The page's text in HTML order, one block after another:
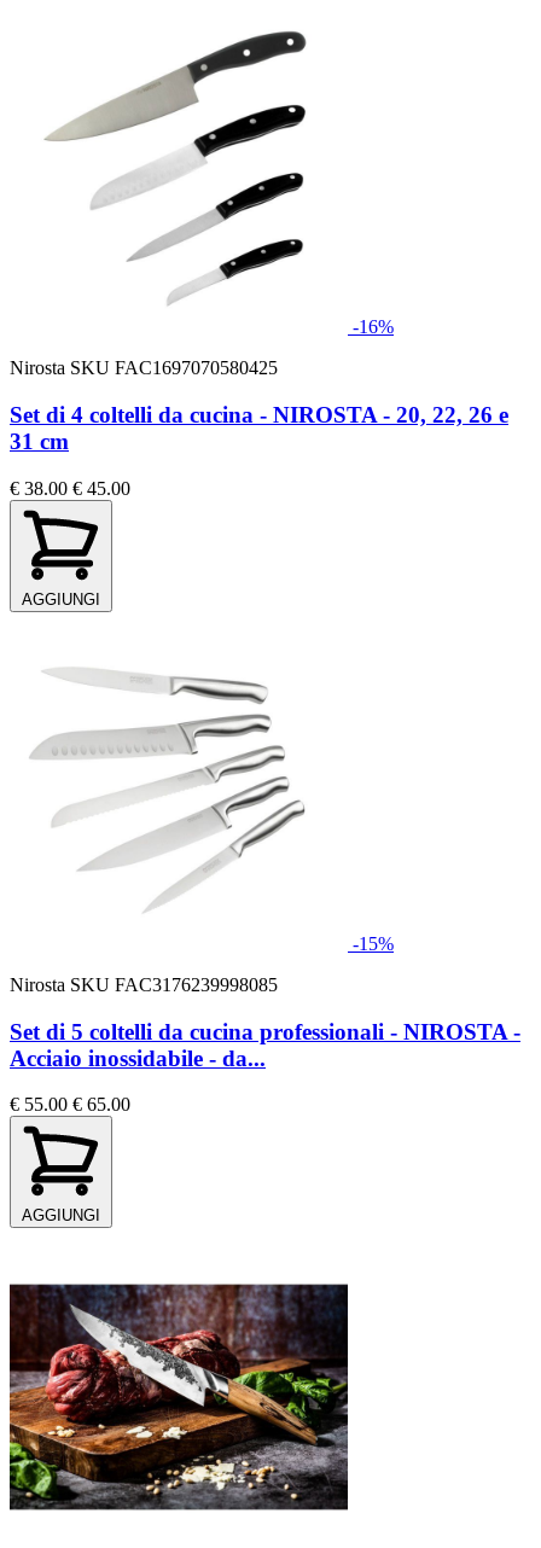
-16%
Nirosta SKU FAC1697070580425
Set di 4 coltelli da cucina - NIROSTA - 20, 22, 26 e
31 cm
€ 38.00 € 45.00
AGGIUNGI
-15%
Nirosta SKU FAC3176239998085
Set di 5 coltelli da cucina professionali - NIROSTA -
Acciaio inossidabile - da...
€ 55.00 € 65.00
AGGIUNGI